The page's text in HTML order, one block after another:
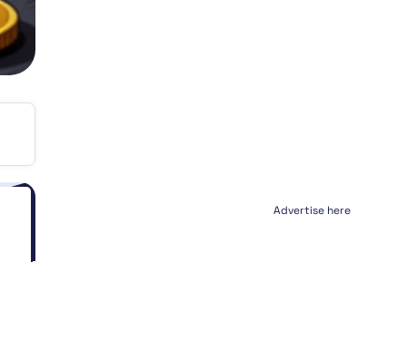
Advertise here